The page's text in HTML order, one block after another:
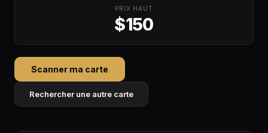
PRIX HAUT
$150
Scanner ma carte
Rechercher une autre carte